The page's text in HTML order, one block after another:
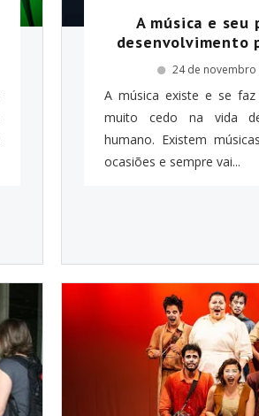
A música e seu
desenvolvimento
24 de novembro
A música existe e se faz
muito cedo na vida
humano. Existem
ocasiões e sempre vai...